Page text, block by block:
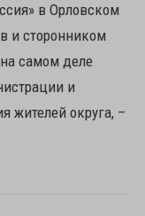
в Орловском
и сторонником
самом деле
и
жителей округа, –